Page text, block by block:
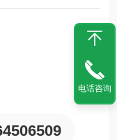
、硅胶、纸浆、纤维
等高粘度、高弹塑性
新聚合等。
电话咨询